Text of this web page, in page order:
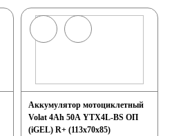
Аккумулятор мотоциклетный
Volat 4Ah 50А YTX4L-BS ОП
(iGEL) R+ (113x70x85)